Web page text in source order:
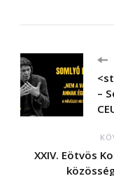
–
XXIV. Eötvös